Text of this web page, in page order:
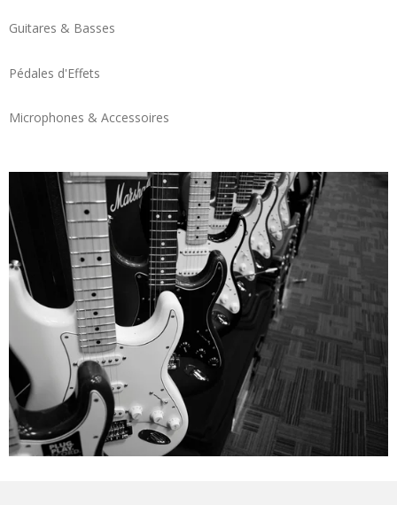
Guitares & Basses
Pédales d'Effets
Microphones & Accessoires